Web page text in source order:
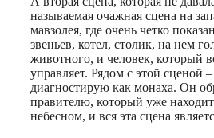
называемая очажная сцена на
мавзолея, где очень четко
звеньев, котел, столик, на нем
животного, и человек, который
управляет. Рядом с этой сценой
диагностирую как монаха. Он
правителю, который уже
небесном, и вся эта сцена